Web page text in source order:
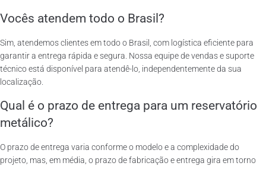
Vocês atendem todo o Brasil?
Sim, atendemos clientes em todo o Brasil, com logística eficiente para
garantir a entrega rápida e segura. Nossa equipe de vendas e suporte
técnico está disponível para atendê-lo, independentemente da sua
localização.
Qual é o prazo de entrega para um reservatório
metálico?
O prazo de entrega varia conforme o modelo e a complexidade do
projeto, mas, em média, o prazo de fabricação e entrega gira em torno